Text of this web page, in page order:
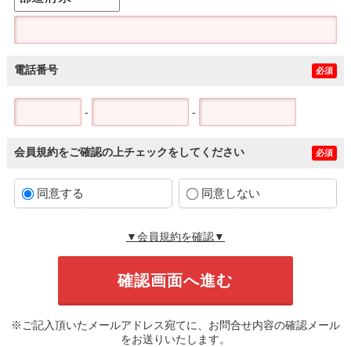
電話番号 必須
- -
会員規約をご確認の上チェックをしてください 必須
同意する 同意しない
▼会員規約を確認▼
※ご記入頂いたメールアドレス宛てに、お問合せ内容の確認メール
をお送りいたします。